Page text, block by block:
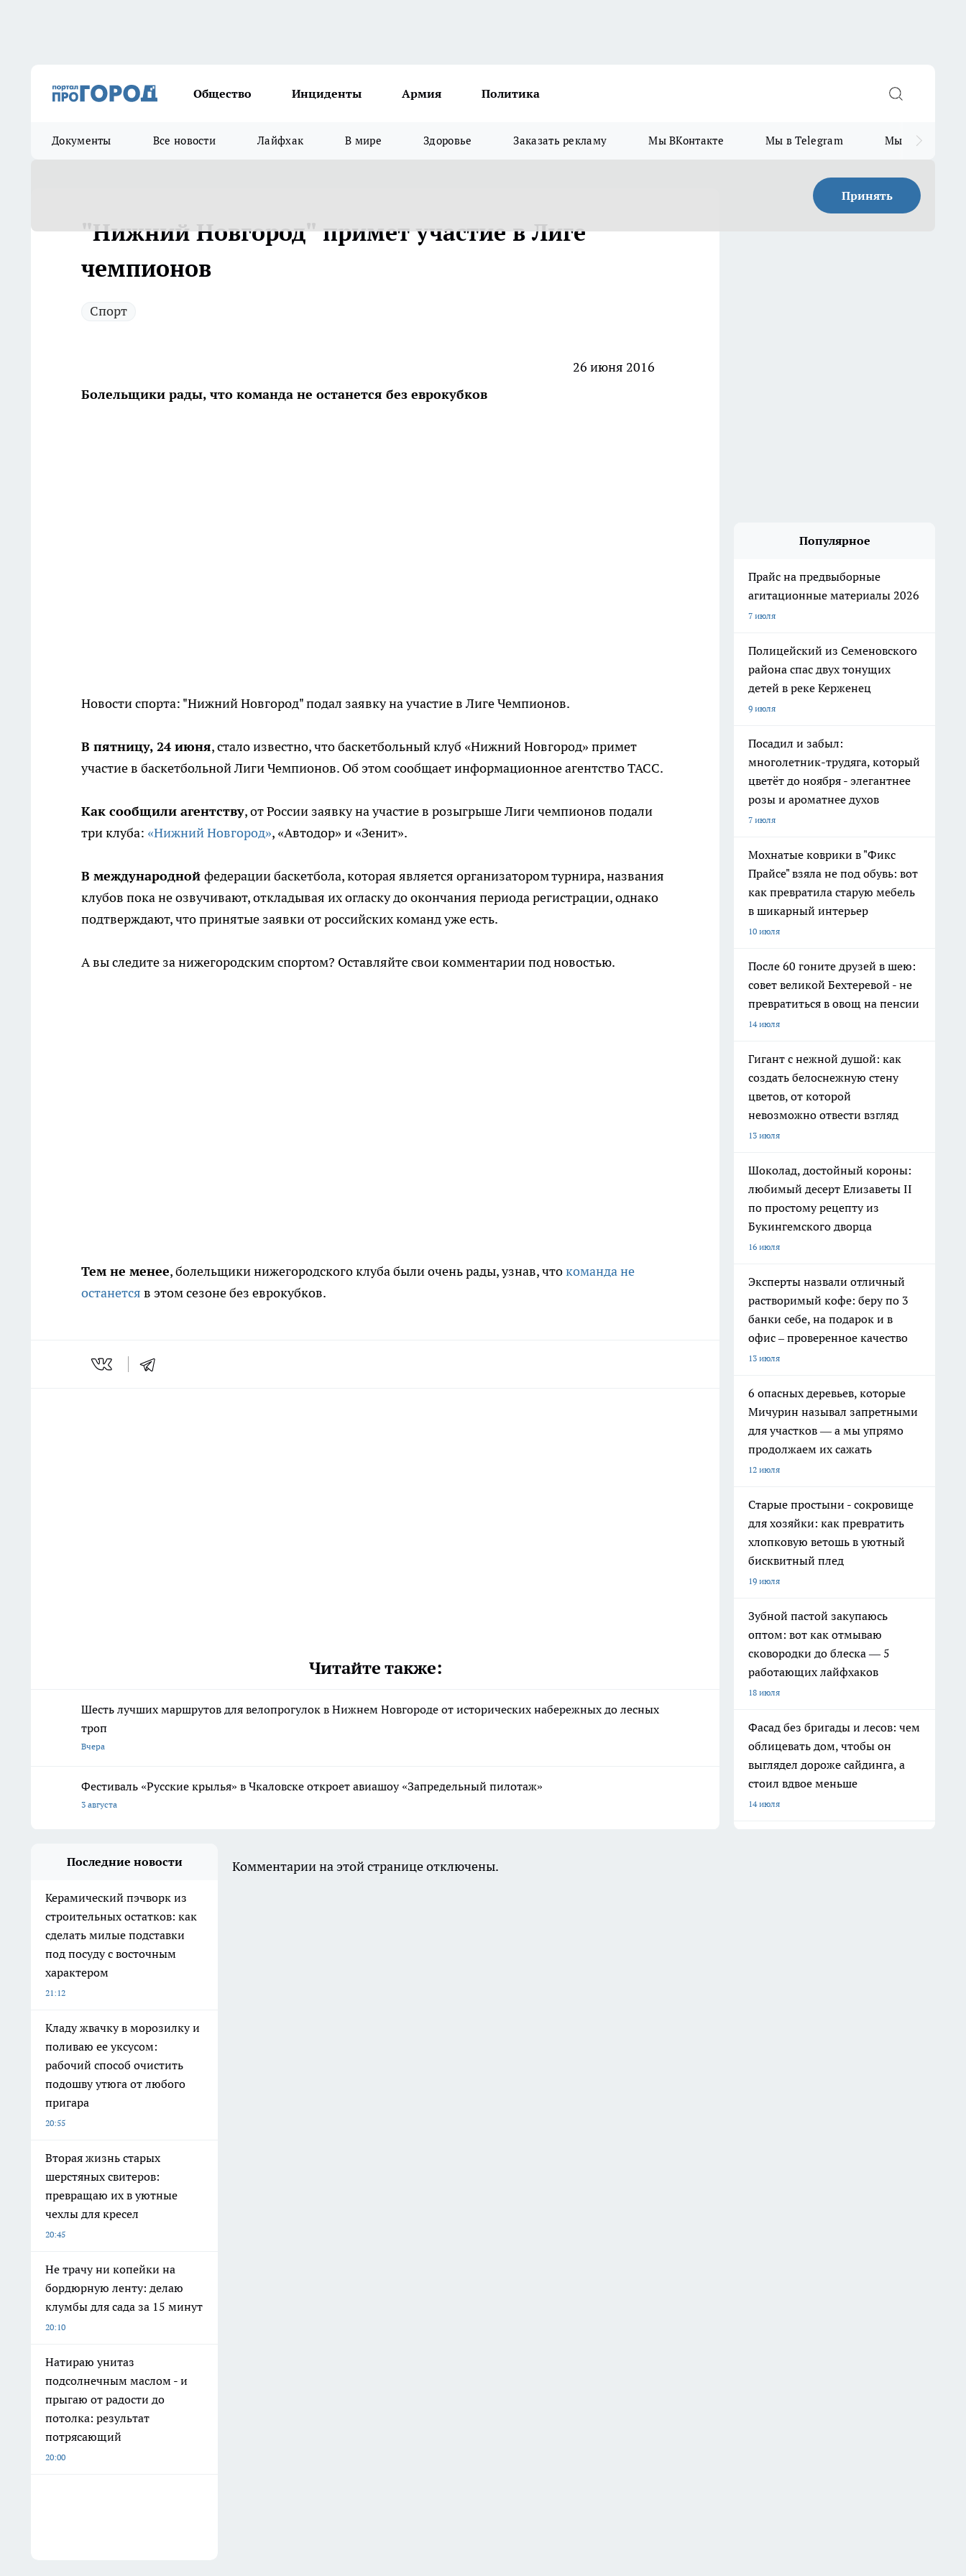
Общество Инциденты Армия Политика
Документы Все новости Лайфхак В мире Здоровье Заказать рекламу Мы ВКонтакте Мы в Telegram Мы в MAX
Принять
"Нижний Новгород" примет участие в Лиге
чемпионов
Спорт
26 июня 2016
Болельщики рады, что команда не останется без еврокубков
Новости спорта: "Нижний Новгород" подал заявку на участие в Лиге Чемпионов.
В пятницу, 24 июня, стало известно, что баскетбольный клуб «Нижний Новгород» примет
участие в баскетбольной Лиги Чемпионов. Об этом сообщает информационное агентство ТАСС.
Как сообщили агентству, от России заявку на участие в розыгрыше Лиги чемпионов подали
три клуба: «Нижний Новгород», «Автодор» и «Зенит».
В международной федерации баскетбола, которая является организатором турнира, названия
клубов пока не озвучивают, откладывая их огласку до окончания периода регистрации, однако
подтверждают, что принятые заявки от российских команд уже есть.
А вы следите за нижегородским спортом? Оставляйте свои комментарии под новостью.
Тем не менее, болельщики нижегородского клуба были очень рады, узнав, чтокоманда не
останется в этом сезоне без еврокубков.
Читайте также:
Шесть лучших маршрутов для велопрогулок в Нижнем Новгороде от исторических набережных до лесных
троп
Вчера
Фестиваль «Русские крылья» в Чкаловске откроет авиашоу «Запредельный пилотаж»
3 августа
Популярное
Прайс на предвыборные
агитационные материалы 2026
7 июля
Полицейский из Семеновского
района спас двух тонущих
детей в реке Керженец
9 июля
Посадил и забыл:
многолетник-трудяга, который
цветёт до ноября - элегантнее
розы и ароматнее духов
7 июля
Мохнатые коврики в "Фикс
Прайсе" взяла не под обувь: вот
как превратила старую мебель
в шикарный интерьер
10 июля
После 60 гоните друзей в шею:
совет великой Бехтеревой - не
превратиться в овощ на пенсии
14 июля
Гигант с нежной душой: как
создать белоснежную стену
цветов, от которой
невозможно отвести взгляд
13 июля
Шоколад, достойный короны:
любимый десерт Елизаветы II
по простому рецепту из
Букингемского дворца
16 июля
Эксперты назвали отличный
растворимый кофе: беру по 3
банки себе, на подарок и в
офис – проверенное качество
13 июля
6 опасных деревьев, которые
Мичурин называл запретными
для участков — а мы упрямо
продолжаем их сажать
12 июля
Старые простыни - сокровище
для хозяйки: как превратить
хлопковую ветошь в уютный
бисквитный плед
19 июля
Зубной пастой закупаюсь
оптом: вот как отмываю
сковородки до блеска — 5
работающих лайфхаков
18 июля
Фасад без бригады и лесов: чем
облицевать дом, чтобы он
выглядел дороже сайдинга, а
стоил вдвое меньше
14 июля
Последние новости
Керамический пэчворк из
строительных остатков: как
сделать милые подставки
под посуду с восточным
характером
21:12
Кладу жвачку в морозилку и
поливаю ее уксусом:
рабочий способ очистить
подошву утюга от любого
пригара
20:55
Вторая жизнь старых
шерстяных свитеров:
превращаю их в уютные
чехлы для кресел
20:45
Не трачу ни копейки на
бордюрную ленту: делаю
клумбы для сада за 15 минут
20:10
Натираю унитаз
подсолнечным маслом - и
прыгаю от радости до
потолка: результат
потрясающий
20:00
Комментарии на этой странице отключены.